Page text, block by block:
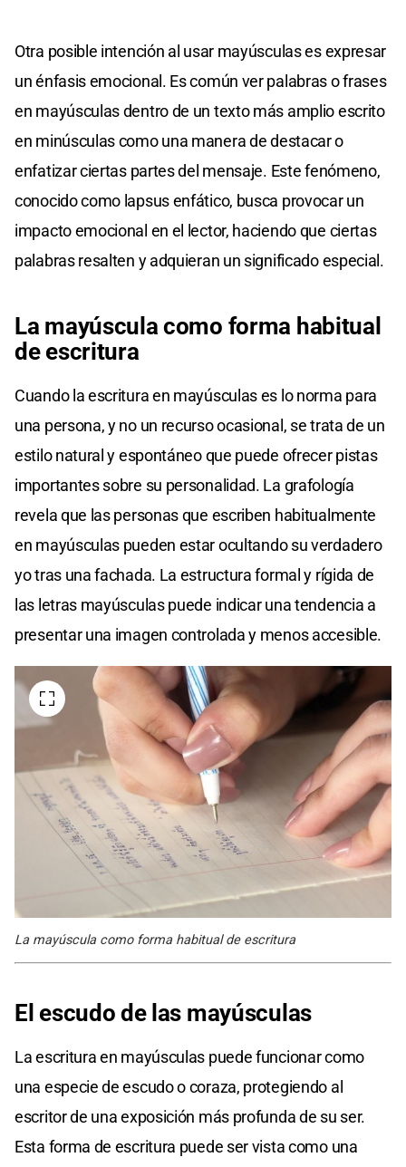
Otra posible intención al usar mayúsculas es expresar
un énfasis emocional. Es común ver palabras o frases
en mayúsculas dentro de un texto más amplio escrito
en minúsculas como una manera de destacar o
enfatizar ciertas partes del mensaje. Este fenómeno,
conocido como lapsus enfático, busca provocar un
impacto emocional en el lector, haciendo que ciertas
palabras resalten y adquieran un significado especial.
La mayúscula como forma habitual
de escritura
Cuando la escritura en mayúsculas es lo norma para
una persona, y no un recurso ocasional, se trata de un
estilo natural y espontáneo que puede ofrecer pistas
importantes sobre su personalidad. La grafología
revela que las personas que escriben habitualmente
en mayúsculas pueden estar ocultando su verdadero
yo tras una fachada. La estructura formal y rígida de
las letras mayúsculas puede indicar una tendencia a
presentar una imagen controlada y menos accesible.
La mayúscula como forma habitual de escritura
El escudo de las mayúsculas
La escritura en mayúsculas puede funcionar como
una especie de escudo o coraza, protegiendo al
escritor de una exposición más profunda de su ser.
Esta forma de escritura puede ser vista como una